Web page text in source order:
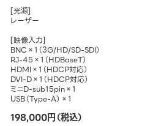
[光源]
レーザー
[映像入力]
BNC×1（3G/HD/SD-SDI）
RJ-45×1（HDBaseT）
HDMI×1（HDCP対応）
DVI-D×1（HDCP対応）
ミニD-sub15pin×1
USB（Type-A）×1
198,000円（税込）